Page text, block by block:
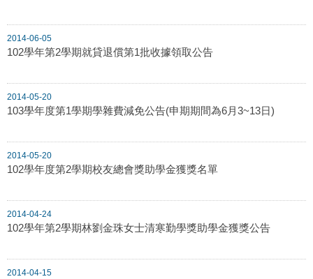
2014-06-05
102學年第2學期就貸退償第1批收據領取公告
2014-05-20
103學年度第1學期學雜費減免公告(申期期間為6月3~13日)
2014-05-20
102學年度第2學期校友總會獎助學金獲獎名單
2014-04-24
102學年第2學期林劉金珠女士清寒勤學獎助學金獲獎公告
2014-04-15